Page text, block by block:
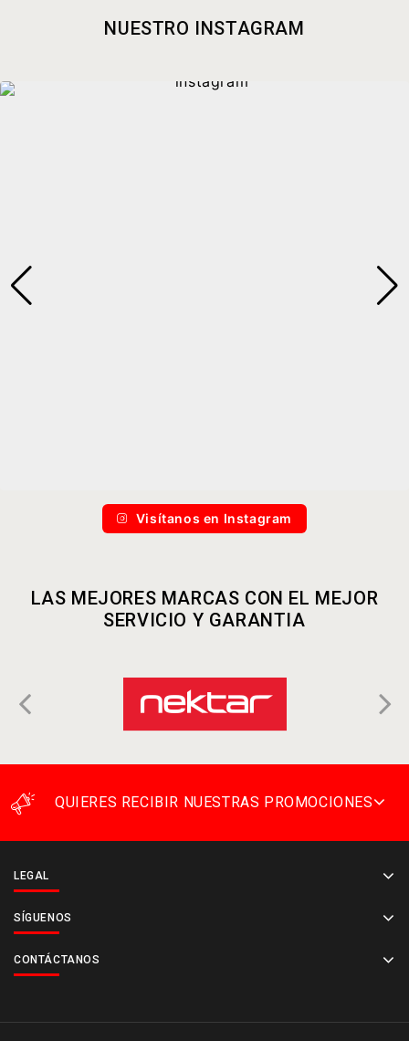
NUESTRO INSTAGRAM
Visítanos en Instagram
LAS MEJORES MARCAS CON EL MEJOR
SERVICIO Y GARANTIA
QUIERES RECIBIR NUESTRAS PROMOCIONES
LEGAL
SÍGUENOS
CONTÁCTANOS